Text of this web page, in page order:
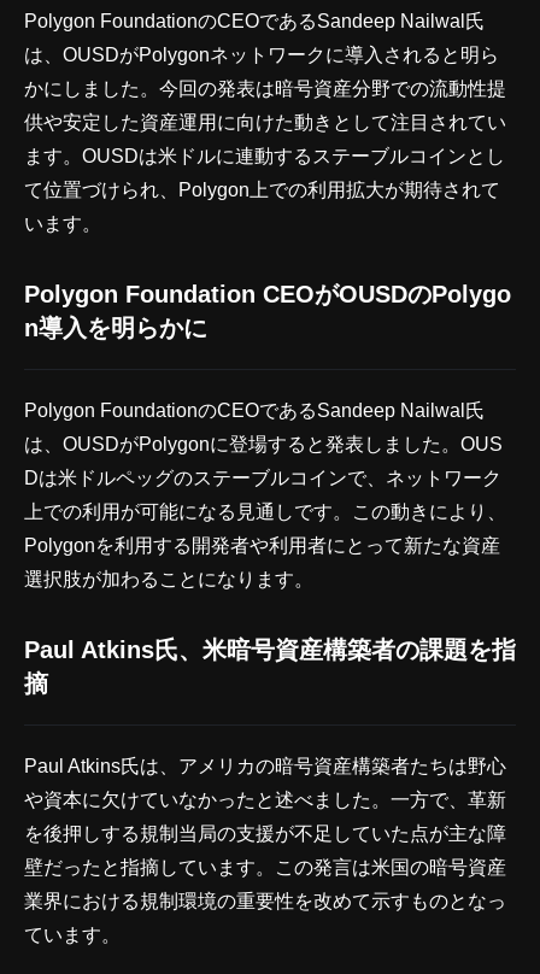
Polygon FoundationのCEOであるSandeep Nailwal氏
は、OUSDがPolygonネットワークに導入されると明ら
かにしました。今回の発表は暗号資産分野での流動性提
供や安定した資産運用に向けた動きとして注目されてい
ます。OUSDは米ドルに連動するステーブルコインとし
て位置づけられ、Polygon上での利用拡大が期待されて
います。
Polygon Foundation CEOがOUSDのPolygo
n導入を明らかに
Polygon FoundationのCEOであるSandeep Nailwal氏
は、OUSDがPolygonに登場すると発表しました。OUS
Dは米ドルペッグのステーブルコインで、ネットワーク
上での利用が可能になる見通しです。この動きにより、
Polygonを利用する開発者や利用者にとって新たな資産
選択肢が加わることになります。
Paul Atkins氏、米暗号資産構築者の課題を指
摘
Paul Atkins氏は、アメリカの暗号資産構築者たちは野心
や資本に欠けていなかったと述べました。一方で、革新
を後押しする規制当局の支援が不足していた点が主な障
壁だったと指摘しています。この発言は米国の暗号資産
業界における規制環境の重要性を改めて示すものとなっ
ています。